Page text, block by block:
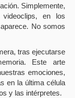
Simplemente,
en los
No somos
tras ejecutarse
Este arte
emociones,
en la última célula
y las intérpretes.